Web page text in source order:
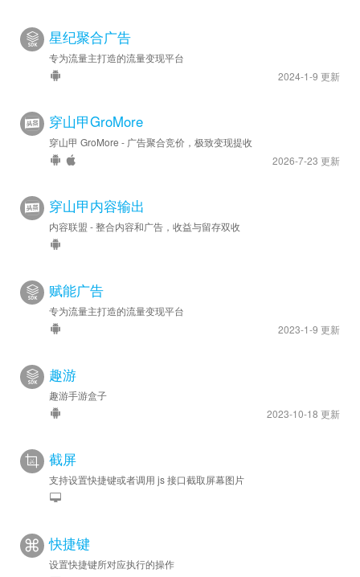
星纪聚合广告
专为流量主打造的流量变现平台
2024-1-9 更新
穿山甲GroMore
穿山甲 GroMore - 广告聚合竞价，极致变现提收
2026-7-23 更新
穿山甲内容输出
内容联盟 - 整合内容和广告，收益与留存双收
赋能广告
专为流量主打造的流量变现平台
2023-1-9 更新
趣游
趣游手游盒子
2023-10-18 更新
截屏
支持设置快捷键或者调用 js 接口截取屏幕图片
快捷键
设置快捷键所对应执行的操作